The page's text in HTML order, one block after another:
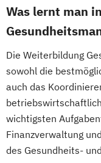
Fachwirt/in
Sozialwesen
Food Coach
Geprüfter
Geprüfter
Geprüfter
Was lernt man
Die Weiterbildung
sowohl die
auch das
wichtigsten
Finanzverwaltung
des Gesundheits-